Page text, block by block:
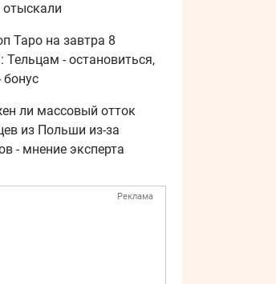
отыскали
Таро на завтра 8
Тельцам - остановиться,
ли массовый отток
из Польши из-за
- мнение эксперта
Реклама